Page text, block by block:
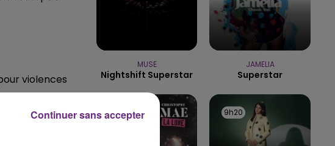
16h00 - 20h00
violences
MUSE
Nightshift Superstar
JAMELIA
Superstar
9h23
9h23 9h20
9h20
Continuer sans accepter